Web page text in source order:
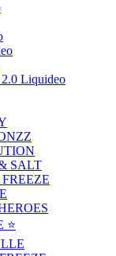
Liquideo
SALT
⭐️